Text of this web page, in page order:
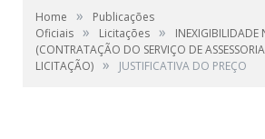
Home »
Publicações
Oficiais » Licitações »
INEXIGIBILIDADE
(CONTRATAÇÃO DO SERVIÇO DE
LICITAÇÃO) » JUSTIFICATIVA DO PREÇO